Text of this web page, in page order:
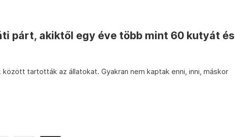
párt, akiktől egy éve több mint 60 kutyát és
tartották az állatokat. Gyakran nem kaptak enni, inni, máskor